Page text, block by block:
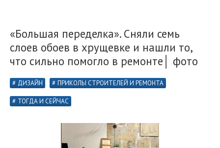
«Большая переделка». Сняли семь
слоев обоев в хрущевке и нашли то,
что сильно помогло в ремонте│ фото
ДИЗАЙН ПРИКОЛЫ СТРОИТЕЛЕЙ И РЕМОНТА
ТОГДА И СЕЙЧАС